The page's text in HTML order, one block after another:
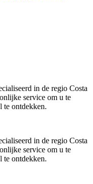
in de regio Costa
service om u te
te ontdekken.
in de regio Costa
service om u te
te ontdekken.